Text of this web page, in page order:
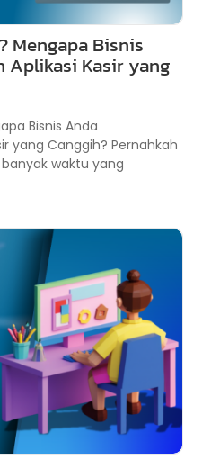
Mengapa Bisnis
Aplikasi Kasir yang
Bisnis Anda
yang Canggih? Pernahkah
waktu yang